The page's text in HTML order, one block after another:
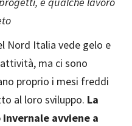
Nord Italia vede gelo e
ma ci sono
proprio i mesi freddi
al loro sviluppo. La
avviene a